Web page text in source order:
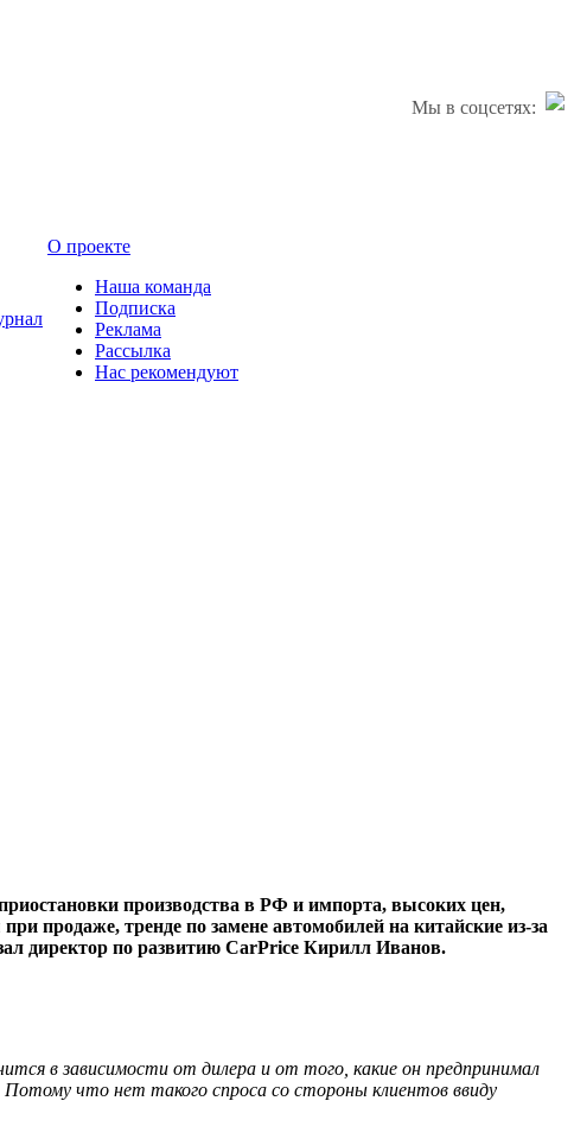
Мы в соцсетях:
О проекте
Наша команда
Подписка
Реклама
Рассылка
Нас рекомендуют
производства в РФ и импорта, высоких цен,
продаже, тренде по замене автомобилей на китайские из-за
директор по развитию CarPrice Кирилл Иванов.
в зависимости от дилера и от того, какие он предпринимал
что нет такого спроса со стороны клиентов ввиду